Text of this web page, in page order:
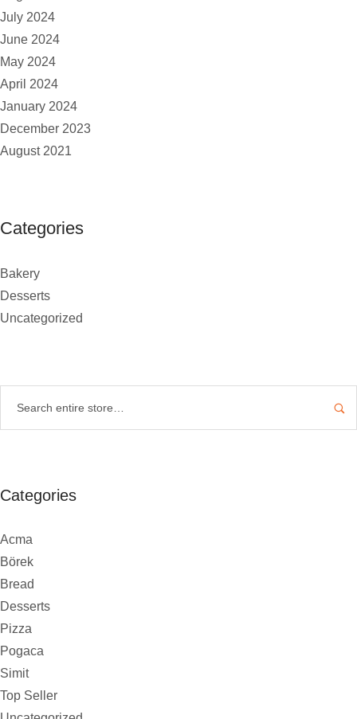
July 2024
June 2024
May 2024
April 2024
January 2024
December 2023
August 2021
Categories
Bakery
Desserts
Uncategorized
Categories
Acma
Börek
Bread
Desserts
Pizza
Pogaca
Simit
Top Seller